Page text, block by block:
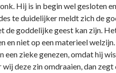
Hij is in begin wel gesloten
te duidelijker meldt zich de
de goddelijke geest kan zijn.
niet op een materieel
zieke genezen, omdat hij
deze zin omdraaien, dan